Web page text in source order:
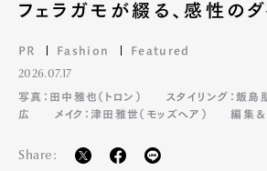
フェラガモが綴る、感性の
PR Fashion Featured
2026.07.17
写真：田中雅也（トロン）
スタイリング：飯島
広
メイク：津田雅世（モッズヘア） 編集＆
Share: